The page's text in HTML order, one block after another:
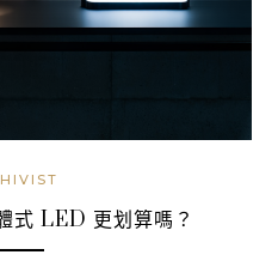
式 LED 更划算嗎？